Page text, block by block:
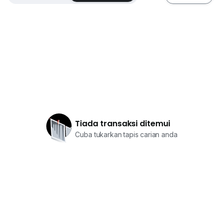
Tiada transaksi ditemui
Cuba tukarkan tapis carian anda